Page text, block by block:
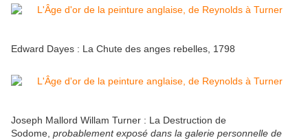
Edward Dayes : La Chute des anges rebelles, 1798
Joseph Mallord Willam Turner : La Destruction de
Sodome, probablement exposé dans la galerie personnelle de